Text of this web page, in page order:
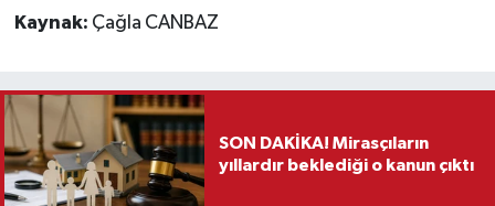
Kaynak: Çağla CANBAZ
SON DAKİKA! Mirasçıların
yıllardır beklediği o kanun çıktı